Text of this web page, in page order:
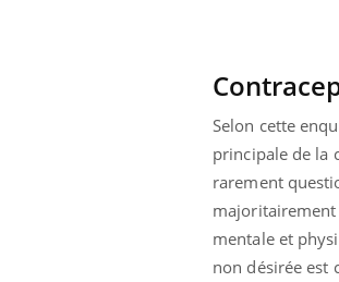
Selon cette
principale de la
rarement
majoritairement
mentale et
non désirée est